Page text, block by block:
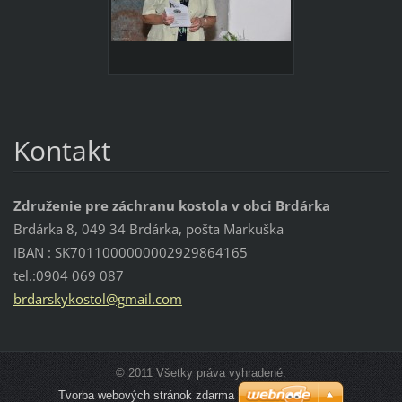
Kontakt
Združenie pre záchranu kostola v obci Brdárka
Brdárka 8, 049 34 Brdárka, pošta Markuška
IBAN : SK7011000000002929864165
tel.:0904 069 087
brdarskykostol@gmail.com
© 2011 Všetky práva vyhradené.
Tvorba webových stránok zdarma